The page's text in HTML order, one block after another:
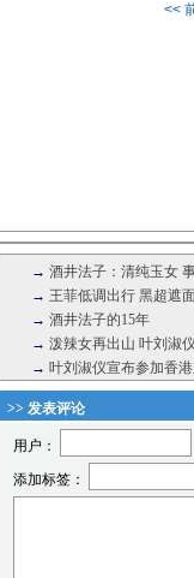
<<
→ 酒井法子：清纯玉女
→ 王菲低调出行 黑超遮
→ 酒井法子的15年
→ 泼辣女再出山 叶刘淑
→ 叶刘淑仪宣布参加香
>> 发表评论
用户：
添加标签：